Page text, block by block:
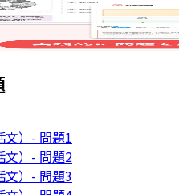
文）- 問題1
文）- 問題2
文）- 問題3